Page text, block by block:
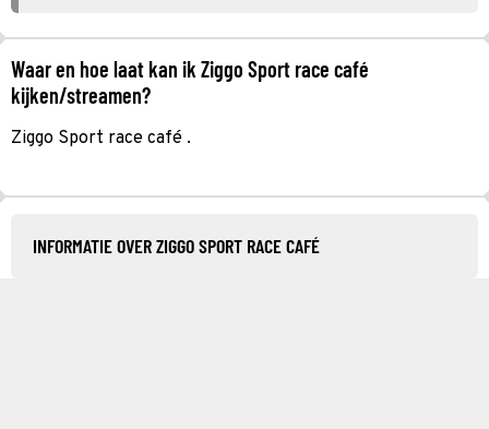
Waar en hoe laat kan ik Ziggo Sport race café
kijken/streamen?
Ziggo Sport race café .
INFORMATIE OVER ZIGGO SPORT RACE CAFÉ